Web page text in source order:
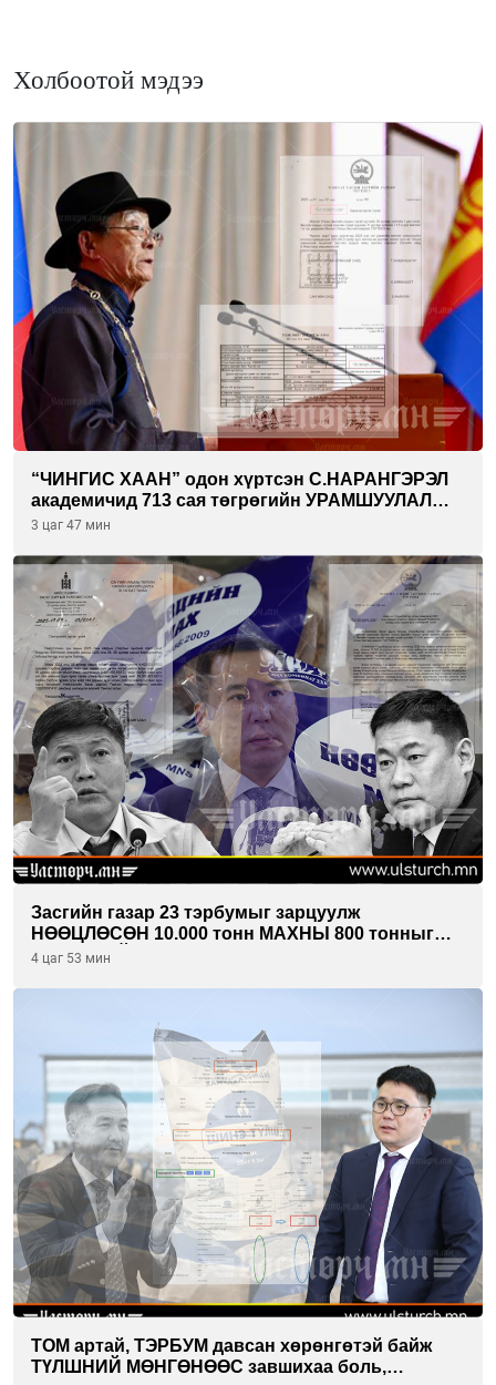
Холбоотой мэдээ
“ЧИНГИС ХААН” одон хүртсэн С.НАРАНГЭРЭЛ
академичид 713 сая төгрөгийн УРАМШУУЛАЛ
олгожээ
3 цаг 47 мин
Засгийн газар 23 тэрбумыг зарцуулж
НӨӨЦЛӨСӨН 10.000 тонн МАХНЫ 800 тонныг
ХЭН ХУЛГЙАЛСАН бэ...
4 цаг 53 мин
ТОМ артай, ТЭРБУМ давсан хөрөнгөтэй байж
ТҮЛШНИЙ МӨНГӨНӨӨС завшихаа боль,